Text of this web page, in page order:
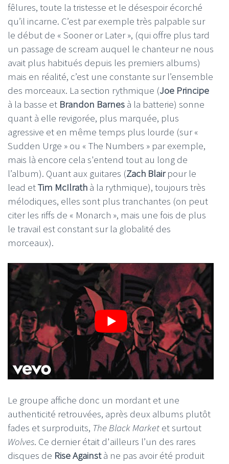
fêlures, toute la tristesse et le désespoir écorché
qu’il incarne. C’est par exemple très palpable sur
le début de « Sooner or Later », (qui offre plus tard
un passage de scream auquel le chanteur ne nous
avait plus habitués depuis les premiers albums)
mais en réalité, c’est une constante sur l’ensemble
des morceaux. La section rythmique (Joe Principe
à la basse et Brandon Barnes à la batterie) sonne
quant à elle revigorée, plus marquée, plus
agressive et en même temps plus lourde (sur «
Sudden Urge » ou « The Numbers » par exemple,
mais là encore cela s'entend tout au long de
l’album). Quant aux guitares (Zach Blairpour le
lead etTim McIlrath à la rythmique), toujours très
mélodiques, elles sont plus tranchantes (on peut
citer les riffs de « Monarch », mais une fois de plus
le travail est constant sur la globalité des
morceaux).
Le groupe affiche donc un mordant et une
authenticité retrouvées, après deux albums plutôt
fades et surproduits, The Black Market et surtout
Wolves. Ce dernier était d'ailleurs l’un des rares
disques de Rise Againstà ne pas avoir été produit